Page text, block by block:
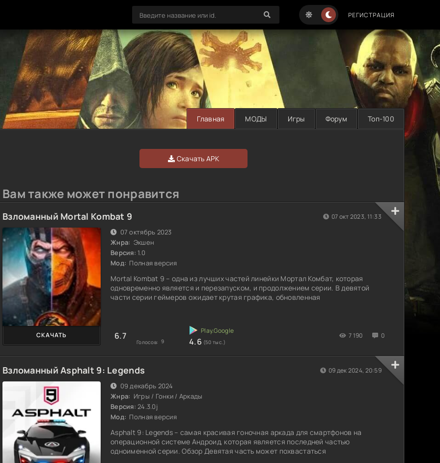
РЕГИСТРАЦИЯ
Главная МОДЫ Игры Форум Топ-100
Скачать APK
Вам также может понравится
Взломанный Mortal Kombat 9
07 октябрь 2023
Жнра: Экшен
Версия: 1.0
Мод: Полная версия
Mortal Kombat 9 – одна из лучших частей линейки Мортал Комбат, которая
одновременно является и перезапуском, и продолжением серии. В девятой
части серии геймеров ожидает крутая графика, обновленная
СКАЧАТЬ 6.7
Голосов: 9 4.6 (50 тыс.)
7 190 0
07 окт 2023, 11:33
Взломанный Asphalt 9: Legends
09 декабрь 2024
Жнра: Игры / Гонки / Аркады
Версия: 24.3.0j
Мод: Полная версия
Asphalt 9: Legends – самая красивая гоночная аркада для смартфонов на
операционной системе Андроид, которая является последней частью
одноименной серии. Обзор Девятая часть может похвастаться
09 дек 2024, 20:59